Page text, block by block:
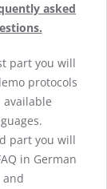
asked
part you will
protocols
available
part you will
in German
and